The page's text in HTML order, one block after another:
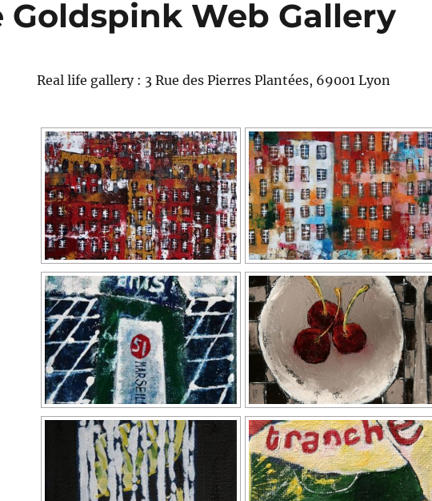
Goldspink Web Gallery
Real life gallery : 3 Rue des Pierres Plantées, 69001 Lyon